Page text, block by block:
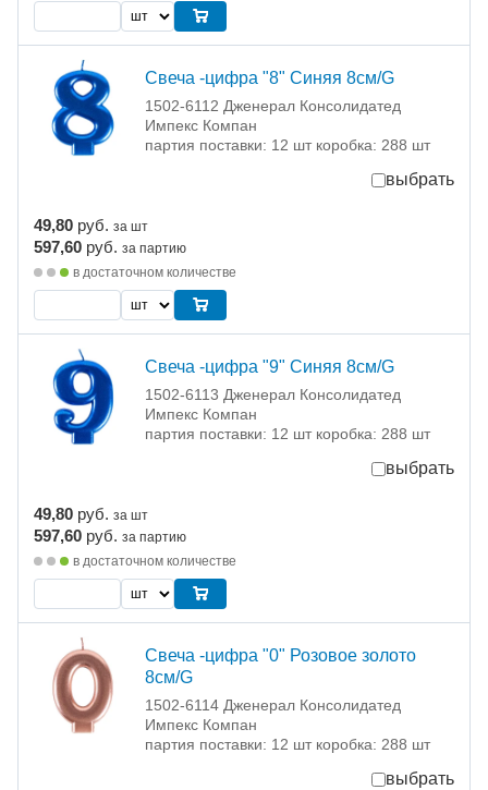
Свеча -цифра "8" Синяя 8см/G
1502-6112 Дженерал Консолидатед
Импекс Компан
партия поставки: 12 шт коробка: 288 шт
выбрать
49,80 руб. за шт
597,60 руб. за партию
в достаточном количестве
Свеча -цифра "9" Синяя 8см/G
1502-6113 Дженерал Консолидатед
Импекс Компан
партия поставки: 12 шт коробка: 288 шт
выбрать
49,80 руб. за шт
597,60 руб. за партию
в достаточном количестве
Свеча -цифра "0" Розовое золото
8см/G
1502-6114 Дженерал Консолидатед
Импекс Компан
партия поставки: 12 шт коробка: 288 шт
выбрать